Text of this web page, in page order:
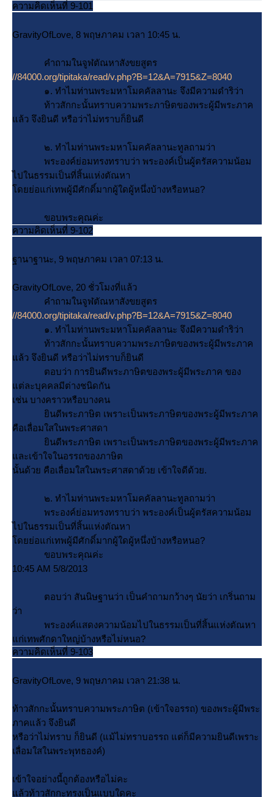
ความคิดเห็นที่ 9-101
GravityOfLove, 8 พฤษภาคม เวลา 10:45 น.
คำถามในจูฬตัณหาสังขยสูตร
//84000.org/tipitaka/read/v.php?B=12&A=7915&Z=8040
๑. ทำไมท่านพระมหาโมคคัลลานะ จึงมีความดำริว่า
ท้าวสักกะนั้นทราบความพระภาษิตของพระผู้มีพระภาค
ล้ว จึงยินดี หรือว่าไม่ทราบก็ยินดี
๒. ทำไมท่านพระมหาโมคคัลลานะทูลถามว่า
พระองค์ย่อมทรงทราบว่า พระองค์เป็นผู้ตรัสความน้อม
ไปในธรรมเป็นที่สิ้นแห่งตัณหา
ดยย่อแก่เทพผู้มีศักดิ์มากผู้ใดผู้หนึ่งบ้างหรือหนอ?
ขอบพระคุณค่ะ
ความคิดเห็นที่ 9-102
ฐานาฐานะ, 9 พฤษภาคม เวลา 07:13 น.
GravityOfLove, 20 ชั่วโมงที่แล้ว
คำถามในจูฬตัณหาสังขยสูตร
//84000.org/tipitaka/read/v.php?B=12&A=7915&Z=8040
๑. ทำไมท่านพระมหาโมคคัลลานะ จึงมีความดำริว่า
ท้าวสักกะนั้นทราบความพระภาษิตของพระผู้มีพระภาค
ล้ว จึงยินดี หรือว่าไม่ทราบก็ยินดี
ตอบว่า การยินดีพระภาษิตของพระผู้มีพระภาค ของ
ต่ละบุคคลมีต่างชนิดกัน
เช่น บางคราวหรือบางคน
ินดีพระภาษิต เพราะเป็นพระภาษิตของพระผู้มีพระภาค
คือเลื่อมใสในพระศาสดา
ินดีพระภาษิต เพราะเป็นพระภาษิตของพระผู้มีพระภาค
ละเข้าใจในอรรถของภาษิต
นั้นด้วย คือเลื่อมใสในพระศาสดาด้วย เข้าใจดีด้วย.
๒. ทำไมท่านพระมหาโมคคัลลานะทูลถามว่า
พระองค์ย่อมทรงทราบว่า พระองค์เป็นผู้ตรัสความน้อม
ไปในธรรมเป็นที่สิ้นแห่งตัณหา
ดยย่อแก่เทพผู้มีศักดิ์มากผู้ใดผู้หนึ่งบ้างหรือหนอ?
ขอบพระคุณค่ะ
10:45 AM 5/8/2013
ตอบว่า สันนิษฐานว่า เป็นคำถามกว้างๆ นัยว่า เกริ่นถาม
ว่า
พระองค์แสดงความน้อมไปในธรรมเป็นที่สิ้นแห่งตัณหา
ก่เทพศักดาใหญ่บ้างหรือไม่หนอ?
ความคิดเห็นที่ 9-103
GravityOfLove, 9 พฤษภาคม เวลา 21:38 น.
ท้าวสักกะนั้นทราบความพระภาษิต (เข้าใจอรรถ) ของพระผู้มีพระ
ภาคแล้ว จึงยินดี
หรือว่าไม่ทราบ ก็ยินดี (แม้ไม่ทราบอรรถ แต่ก็มีความยินดีเพราะ
เลื่อมใสในพระพุทธองค์)
เข้าใจอย่างนี้ถูกต้องหรือไม่คะ
ล้วท้าวสักกะทรงเป็นแบบใดคะ